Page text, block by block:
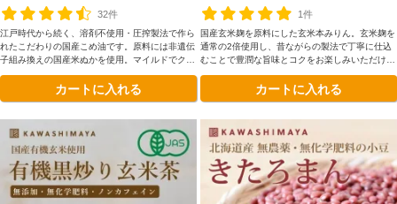
32件
江戸時代から続く、溶剤不使用・圧搾製法で作ら
れたこだわりの国産こめ油です。原料には非遺伝
子組み換えの国産米ぬかを使用。マイルドでクセ
カートに入れる
1件
国産玄米麹を原料にした玄米本みりん。玄米麹を
通常の2倍使用し、昔ながらの製法で丁寧に仕込
むことで豊潤な旨味とコクをお楽しみいただけま
カートに入れる